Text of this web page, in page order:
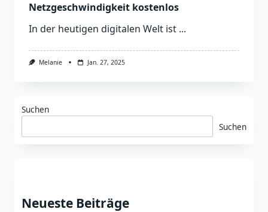
Netzgeschwindigkeit kostenlos
In der heutigen digitalen Welt ist ...
Melanie Jan. 27, 2025
Suchen
Suchen
Neueste Beiträge